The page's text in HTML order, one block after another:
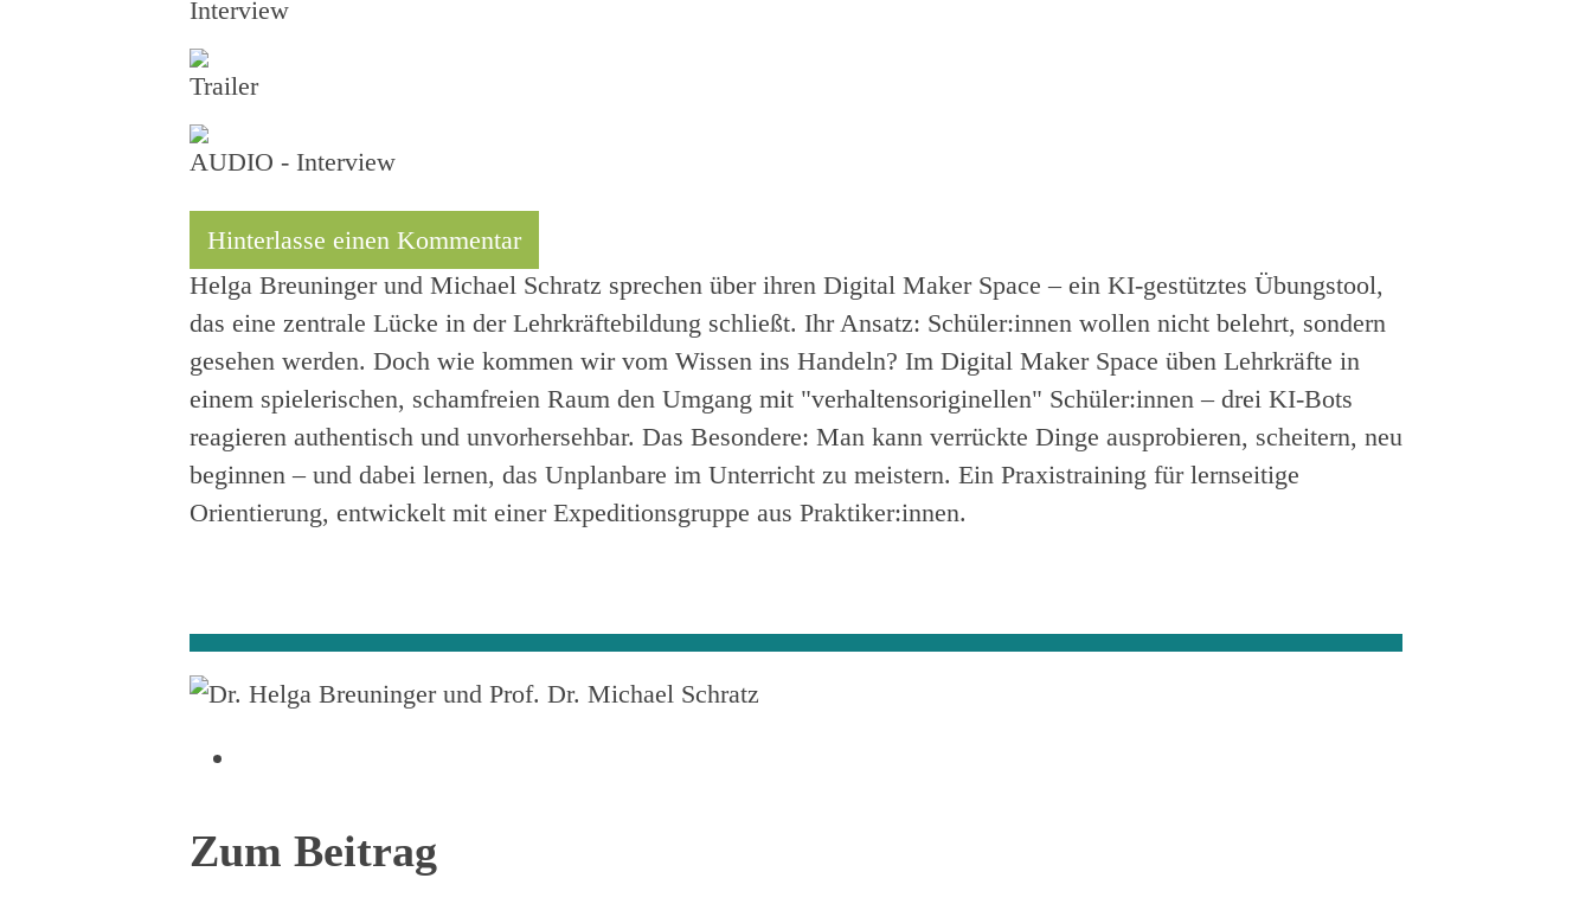
Interview
Trailer
AUDIO - Interview
Hinterlasse einen Kommentar
Helga Breuninger und Michael Schratz sprechen über ihren Digital Maker Space – ein KI-gestütztes Übungstool,
das eine zentrale Lücke in der Lehrkräftebildung schließt. Ihr Ansatz: Schüler:innen wollen nicht belehrt, sondern
gesehen werden. Doch wie kommen wir vom Wissen ins Handeln? Im Digital Maker Space üben Lehrkräfte in
einem spielerischen, schamfreien Raum den Umgang mit "verhaltensoriginellen" Schüler:innen – drei KI-Bots
reagieren authentisch und unvorhersehbar. Das Besondere: Man kann verrückte Dinge ausprobieren, scheitern, neu
beginnen – und dabei lernen, das Unplanbare im Unterricht zu meistern. Ein Praxistraining für lernseitige
Orientierung, entwickelt mit einer Expeditionsgruppe aus Praktiker:innen.
Zum Beitrag